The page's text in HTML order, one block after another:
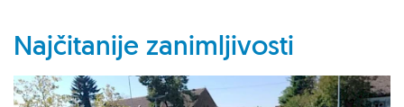
Najčitanije zanimljivosti